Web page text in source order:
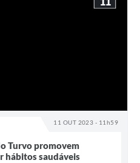
11 OUT 2023 - 11h59
Turvo promovem
hábitos saudáveis